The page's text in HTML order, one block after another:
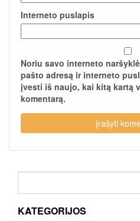
Interneto puslapis
Noriu savo interneto
pašto adresą ir interneto
įvesti iš naujo, kai kitą kartą
komentarą.
KATEGORIJOS